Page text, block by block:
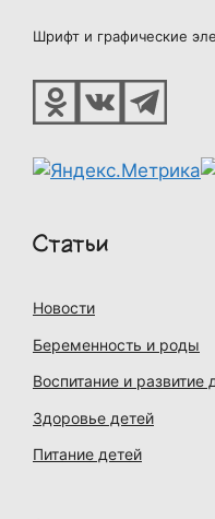
Шрифт и графические
Статьи
Новости
Беременность и роды
Воспитание и развитие
Здоровье детей
Питание детей